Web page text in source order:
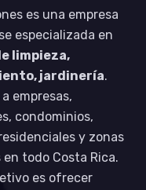
es una empresa
especializada en
limpieza,
jardinería.
empresas,
condominios,
y zonas
todo Costa Rica.
es ofrecer